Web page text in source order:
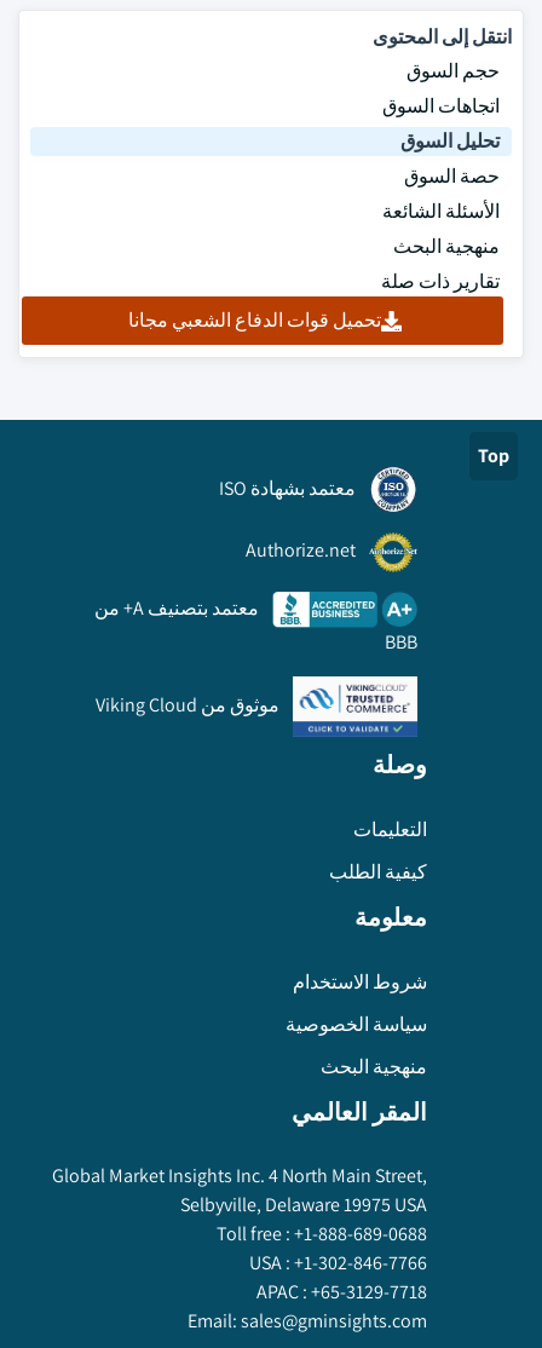
انتقل إلى المحتوى
حجم السوق
اتجاهات السوق
تحليل السوق
حصة السوق
الأسئلة الشائعة
منهجية البحث
تقارير ذات صلة
تحميل قوات الدفاع الشعبي مجانا
Top
معتمد بشهادة ISO
Authorize.net
معتمد بتصنيف A+ من
BBB
موثوق من Viking Cloud
وصلة
التعليمات
كيفية الطلب
معلومة
شروط الاستخدام
سياسة الخصوصية
منهجية البحث
المقر العالمي
Global Market Insights Inc. 4 North Main Street,
Selbyville, Delaware 19975 USA
Toll free :+1-888-689-0688
USA :+1-302-846-7766
APAC :+65-3129-7718
Email:sales@gminsights.com